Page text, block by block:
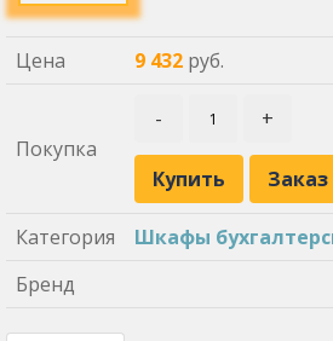
Цена 9 432 руб.
Покупка
- +
Купить Заказ
Категория
Шкафы
Бренд